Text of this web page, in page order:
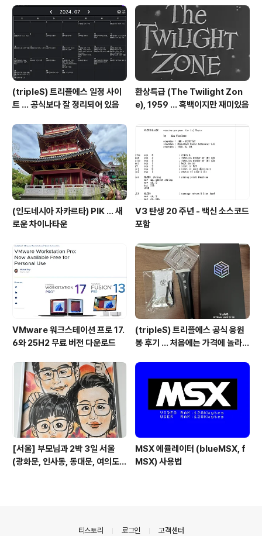
m/news2/article/view.asp?page=1&gCode=int&
arcid=092119872..
(tripleS) 트리플에스 일정 사이
트 ... 공식보다 잘 정리되어 있음
환상특급 (The Twilight Zon
e), 1959 ... 흑백이지만 재미있음
(인도네시아 자카르타) PIK ... 새
로운 차이나타운
V3 탄생 20 주년 - 백신 소스코드
포함
VMware 워크스테이션 프로 17.
6와 25H2 무료 버전 다운로드
(tripleS) 트리플에스 공식 응원
봉 후기 ... 처음에는 가격에 놀라고
[서울] 부모님과 2박 3일 서울
(광화문, 인사동, 동대문, 여의도)
MSX 에뮬레이터 (blueMSX, f
MSX) 사용법
티스토리 로그인 고객센터